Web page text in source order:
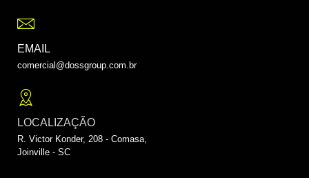
EMAIL
comercial@dossgroup.com.br
LOCALIZAÇÃO
R. Victor Konder, 208 - Comasa,
Joinville - SC